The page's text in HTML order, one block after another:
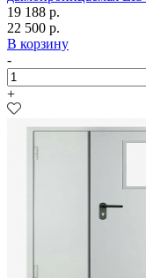
19 188 р.
22 500 р.
В корзину
-
+